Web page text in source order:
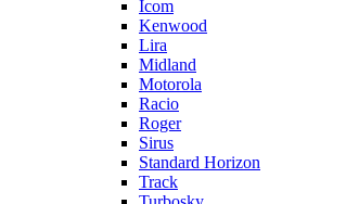
Icom
Kenwood
Lira
Midland
Motorola
Racio
Roger
Sirus
Standard Horizon
Track